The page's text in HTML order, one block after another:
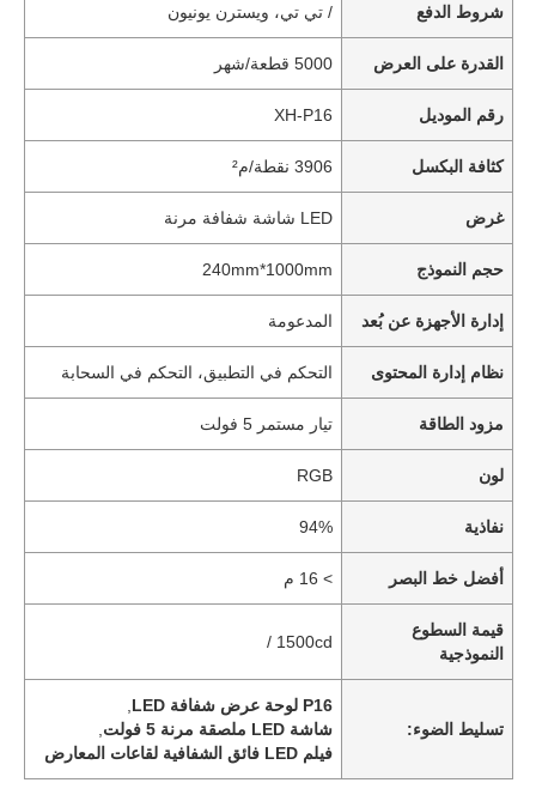
شروط الدفع / تي تي، ويسترن يونيون
القدرة على العرض 5000 قطعة/شهر
رقم الموديل XH-P16
كثافة البكسل 3906 نقطة/م²
غرض LED شاشة شفافة مرنة
حجم النموذج 240mm*1000mm
إدارة الأجهزة عن بُعد المدعومة
نظام إدارة المحتوى التحكم في التطبيق، التحكم في السحابة
مزود الطاقة تيار مستمر 5 فولت
لون RGB
نفاذية 94%
أفضل خط البصر > 16 م
قيمة السطوع
النموذجية
1500cd /
تسليط الضوء:
P16 لوحة عرض شفافة LED
شاشة LED ملصقة مرنة 5 فولت
فيلم LED فائق الشفافية لقاعات المعارض